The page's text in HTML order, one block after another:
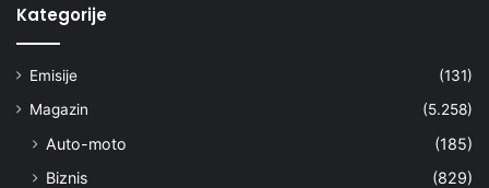
Kategorije
Emisije
(131)
Magazin
(5.258)
Auto-moto
(185)
Biznis
(829)